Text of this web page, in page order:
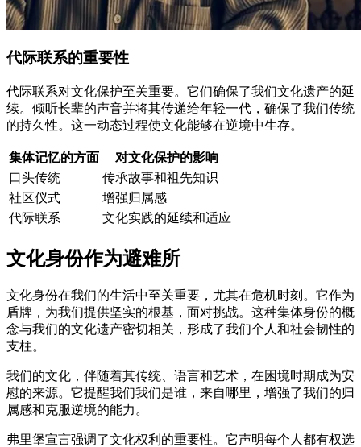
代际联系的重要性
代际联系对文化保护至关重要。它们确保了我们文化遗产的延
续。倾听长辈的声音并将其传递给年轻一代，确保了我们传统
的持久性。这一动态过程使文化能够在逆境中生存。
集体记忆的方面
对文化保护的影响
口头传统
传承故事和祖先知识
社区仪式
增强归属感
代际联系
文化实践的延续和适应
文化身份作为避难所
文化身份在我们的生活中至关重要，尤其在危机时刻。它作为
盾牌，为我们提供坚实的根基，面对挑战。这种集体身份的概
念与我们的文化遗产密切相关，形成了我们个人和社会韧性的
支柱。
我们的文化，伴随着其传统、语言和艺术，在困境时期成为安
慰的来源。它提醒我们我们是谁，来自哪里，增强了我们的归
属感和克服逆境的能力。
弗里堡宣言强调了文化权利的重要性。它声明每个人都有权选